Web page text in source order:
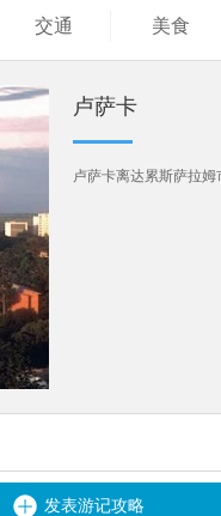
交通 美食
卢萨卡
卢萨卡离达累斯萨拉姆
发表游记攻略